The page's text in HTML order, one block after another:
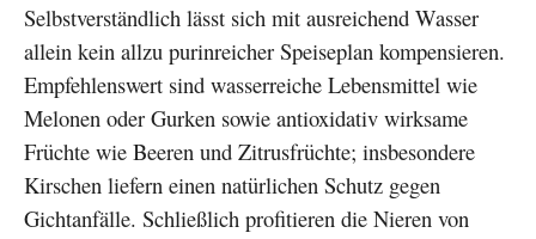
Selbstverständlich lässt sich mit ausreichend Wasser
allein kein allzu purinreicher Speiseplan kompensieren.
Empfehlenswert sind wasserreiche Lebensmittel wie
Melonen oder Gurken sowie antioxidativ wirksame
Früchte wie Beeren und Zitrusfrüchte; insbesondere
Kirschen liefern einen natürlichen Schutz gegen
Gichtanfälle. Schließlich profitieren die Nieren von